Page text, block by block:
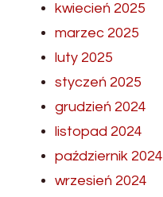
kwiecień 2025
marzec 2025
luty 2025
styczeń 2025
grudzień 2024
listopad 2024
październik 2024
wrzesień 2024